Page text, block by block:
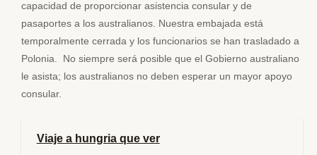
capacidad de proporcionar asistencia consular y de
pasaportes a los australianos. Nuestra embajada está
temporalmente cerrada y los funcionarios se han trasladado a
Polonia. No siempre será posible que el Gobierno australiano
le asista; los australianos no deben esperar un mayor apoyo
consular.
Viaje a hungria que ver